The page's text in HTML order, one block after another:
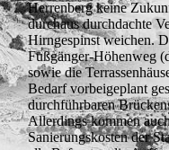
Herrenberg keine
durchaus durchdachte
Hirngespinst weichen.
Fußgänger-Höhenweg
sowie die
Bedarf vorbeigeplant
durchführbaren
Allerdings kommen
Sanierungskosten der